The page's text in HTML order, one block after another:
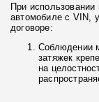
При использовании
автомобиле с VIN,
договоре:
Соблюдении
затяжек
на